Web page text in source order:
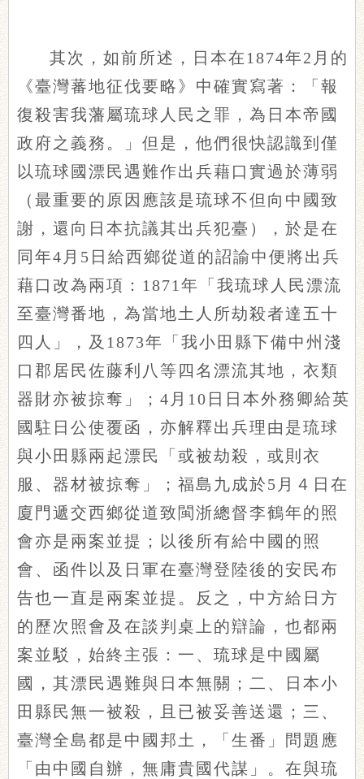
其次，如前所述，日本在1874年2月的
《臺灣蕃地征伐要略》中確實寫著：「報
復殺害我藩屬琉球人民之罪，為日本帝國
政府之義務。」但是，他們很快認識到僅
以琉球國漂民遇難作出兵藉口實過於薄弱
（最重要的原因應該是琉球不但向中國致
謝，還向日本抗議其出兵犯臺），於是在
同年4月5日給西鄉從道的詔諭中便將出兵
藉口改為兩項：1871年「我琉球人民漂流
至臺灣番地，為當地土人所劫殺者達五十
四人」，及1873年「我小田縣下備中州淺
口郡居民佐藤利八等四名漂流其地，衣類
器財亦被掠奪」；4月10日日本外務卿給英
國駐日公使覆函，亦解釋出兵理由是琉球
與小田縣兩起漂民「或被劫殺，或則衣
服、器材被掠奪」；福島九成於5月４日在
廈門遞交西鄉從道致閩浙總督李鶴年的照
會亦是兩案並提；以後所有給中國的照
會、函件以及日軍在臺灣登陸後的安民布
告也一直是兩案並提。反之，中方給日方
的歷次照會及在談判桌上的辯論，也都兩
案並駁，始終主張：一、琉球是中國屬
國，其漂民遇難與日本無關；二、日本小
田縣民無一被殺，且已被妥善送還；三、
臺灣全島都是中國邦土，「生番」問題應
「由中國自辦，無庸貴國代謀」。在與琉